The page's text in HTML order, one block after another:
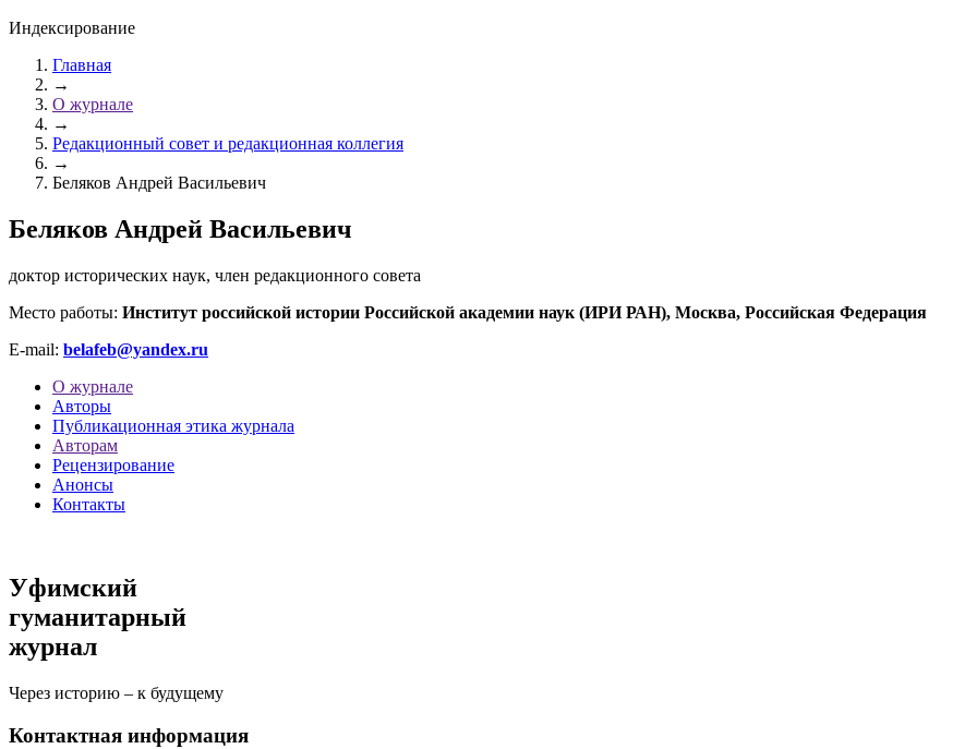
Индексирование
Главная
→
О журнале
→
Редакционный совет и редакционная коллегия
→
Беляков Андрей Васильевич
Беляков Андрей Васильевич
доктор исторических наук, член редакционного совета
Место работы: Институт российской истории Российской академии наук (ИРИ РАН), Москва, Российская Федерация
E-mail: belafeb@yandex.ru
О журнале
Авторы
Публикационная этика журнала
Авторам
Рецензирование
Анонсы
Контакты
Уфимский
гуманитарный
журнал
Через историю – к будущему
Контактная информация